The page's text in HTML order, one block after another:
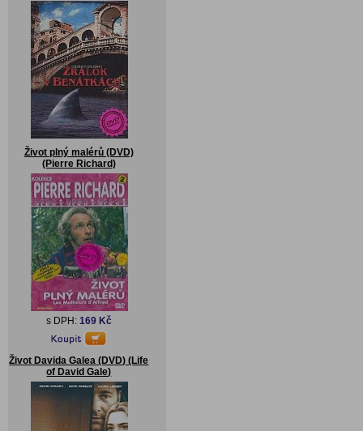
Život plný malérů (DVD)
(Pierre Richard)
s DPH: 169 Kč
Život Davida Galea (DVD) (Life
of David Gale)